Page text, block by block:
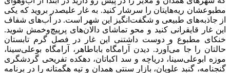
مطبوعشان ریه‎‌هایتان را سرشار کنید. به غار علیصدر بروید که یکی
از جاذبه‌های طبیعی و شگفت‌انگیز این شهر است. در آب‌های شفاف
این غار قایقرانی کنید و محو تماشای دالان‌های پر‌پیچ‌و‌خمش شوید.
خنکای مطبوع و دوست داشتنی این غار در فصل گرم تابستان
حالتان را جا می‌آورد. دیدن آرامگاه باباطاهر، آرامگاه بوعلی‌سینا،
موزه ابو‌علی‌سینا، دریاچه و سد اکباتان، دهکده تفریحی گردشگری
گنجنامه، گنبد علویان، بازار سنتی همدان و تپه هگمتانه را در برنامه